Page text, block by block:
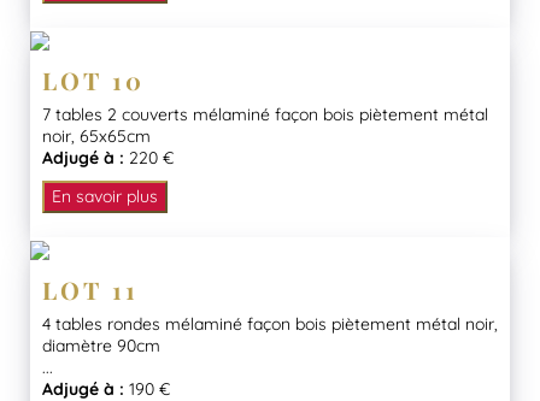
LOT 10
7 tables 2 couverts mélaminé façon bois piètement métal
noir, 65x65cm
Adjugé à : 220 €
En savoir plus
LOT 11
4 tables rondes mélaminé façon bois piètement métal noir,
diamètre 90cm
...
Adjugé à : 190 €